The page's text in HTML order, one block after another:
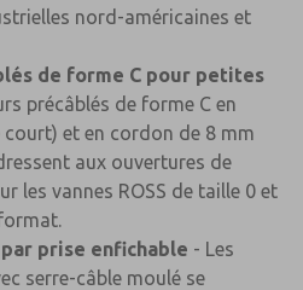
nord-américaines et
de forme C pour petites
précâblés de forme C en
et en cordon de 8 mm
aux ouvertures de
les vannes ROSS de taille 0 et
prise enfichable - Les
serre-câble moulé se